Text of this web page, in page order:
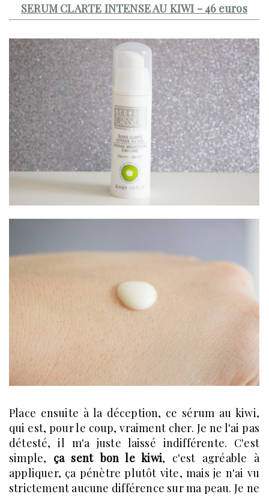
SERUM CLARTE INTENSE AU KIWI - 46 euros
Place ensuite à la déception, ce sérum au kiwi,
qui est, pour le coup, vraiment cher. Je ne l'ai pas
détesté, il m'a juste laissé indifférente. C'est
simple, ça sent bon le kiwi, c'est agréable à
appliquer, ça pénètre plutôt vite, mais je n'ai vu
strictement aucune différence sur ma peau. Je ne